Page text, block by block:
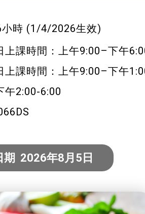
小時 (1/4/2026生效)
上課時間：上午9:00–下午
上課時間：上午9:00–下午
午2:00-6:00
期 2026年8月5日